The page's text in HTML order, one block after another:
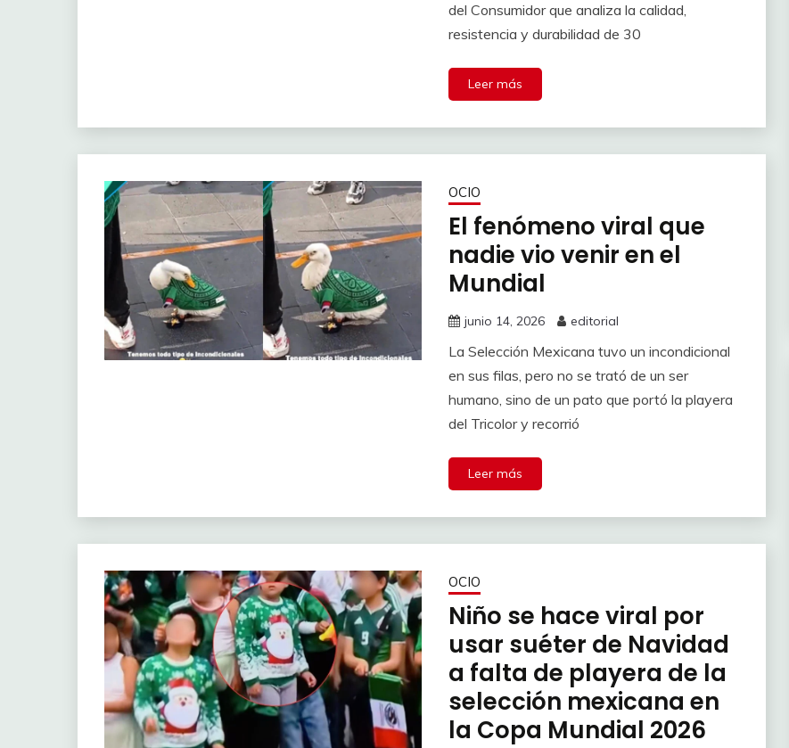
del Consumidor que analiza la calidad,
resistencia y durabilidad de 30
Leer más
OCIO
El fenómeno viral que
nadie vio venir en el
Mundial
junio 14, 2026 editorial
La Selección Mexicana tuvo un incondicional
en sus filas, pero no se trató de un ser
humano, sino de un pato que portó la playera
del Tricolor y recorrió
Leer más
OCIO
Niño se hace viral por
usar suéter de Navidad
a falta de playera de la
selección mexicana en
la Copa Mundial 2026